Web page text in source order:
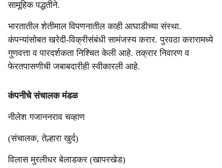
सामूहिक पद्धतीने.
भारतातील शेतीमाल विपणनातील काही आघाडीच्या संस्था.
कंपन्यांसोबत खरेदी-विक्रीसंबंधी सामंजस्य करार. पुरवठा करारामध्ये
गुणवत्ता व पारदर्शकता निश्चित केली आहे. तक्रार निवारण व
फेरतपासणीची जबाबदारीही स्वीकारली आहे.
कंपनीचे संचालक मंडळ
नीलेश गजाननराव चव्हाण
(संचालक, तेल्हारा खुर्द)
विलास मुरलीधर बेलाडकर (खापरखेड)